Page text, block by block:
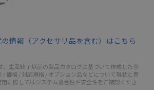
情報（アクセサリ品を含む）はこちら
生産終了以前の製品カタログに基づいて作成した参
/ 価格 / 対応規格 / オプション品などについて現状と異
に際してはシステム適合性や安全性をご確認くださ